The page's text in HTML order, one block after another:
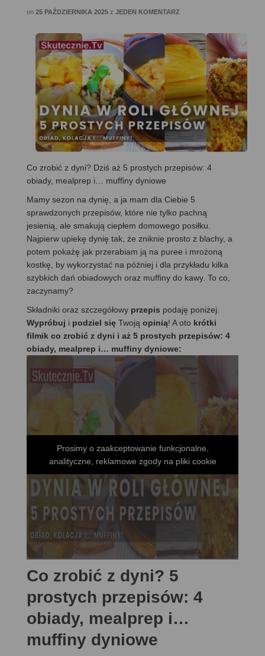
on 25 PAŹDZIERNIKA 2025 z JEDEN KOMENTARZ
Co zrobić z dyni? Dziś aż 5 prostych przepisów: 4
obiady, mealprep i… muffiny dyniowe
Mamy sezon na dynię, a ja mam dla Ciebie 5
sprawdzonych przepisów, które nie tylko pachną
jesienią, ale smakują ciepłem domowego posiłku.
Najpierw upiekę dynię tak, że zniknie prosto z blachy, a
potem pokażę jak przerabiam ją na puree i mrożoną
kostkę, by wykorzystać na później i dla przykładu kilka
szybkich dań obiadowych oraz muffiny do kawy. To co,
zaczynamy?
Składniki oraz szczegółowy przepis podaję poniżej.
Wypróbuj i podziel się Twoją opinią! A oto krótki
filmik co zrobić z dyni i aż 5 prostych przepisów: 4
obiady, mealprep i… muffiny dyniowe:
Prosimy o zaakceptowanie funkcjonalne,
analityczne, reklamowe zgody na pliki cookie
Co zrobić z dyni? 5
prostych przepisów: 4
obiady, mealprep i…
muffiny dyniowe